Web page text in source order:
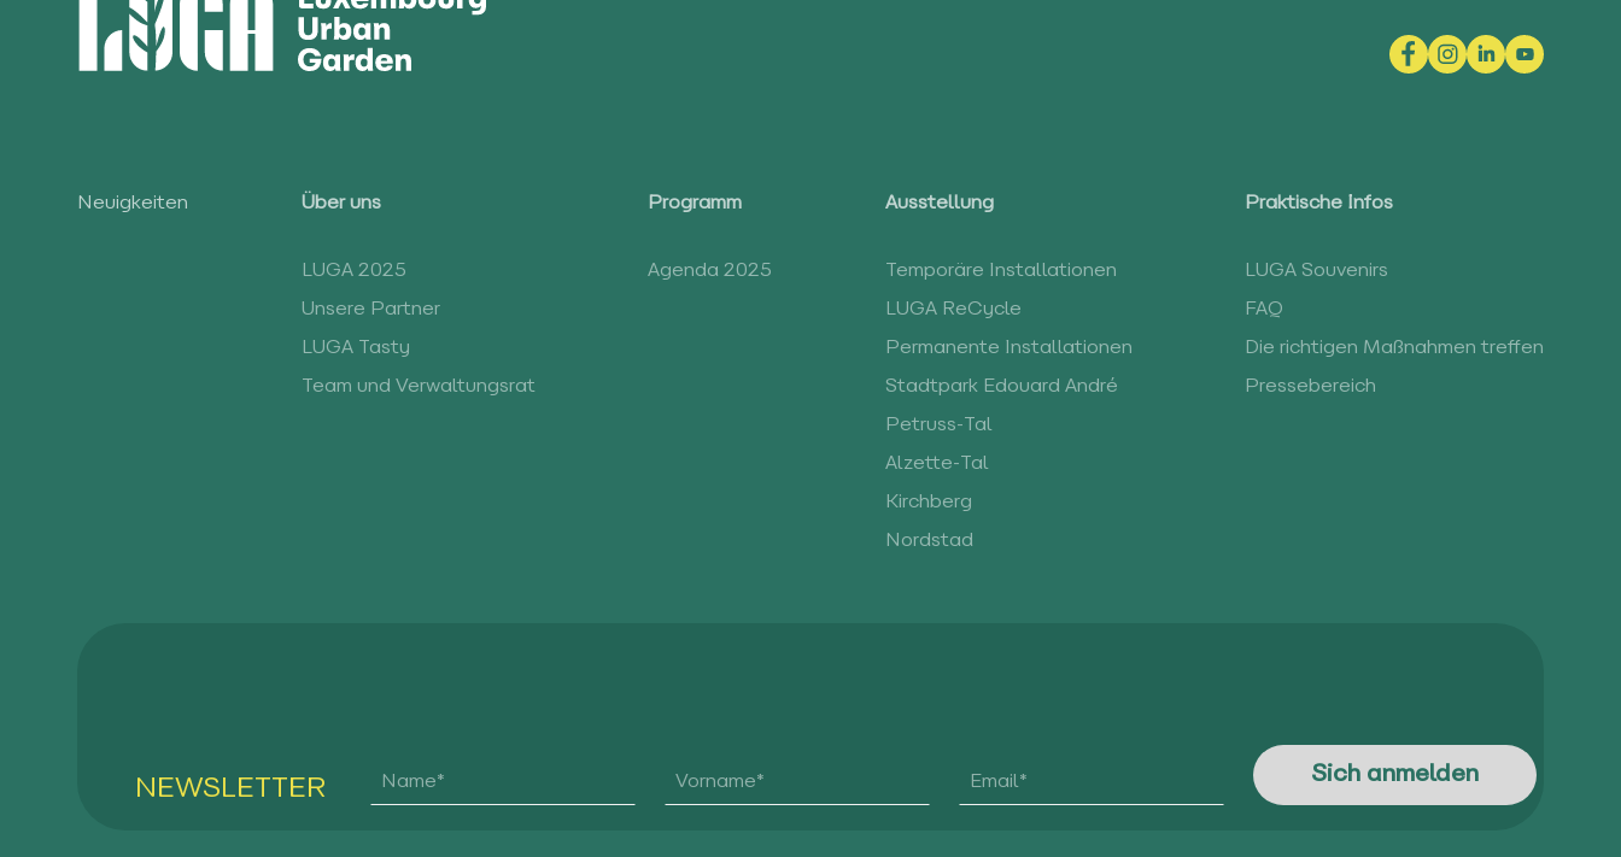
Neuigkeiten Über uns
LUGA 2025
Unsere Partner
LUGA Tasty
Team und Verwaltungsrat
Programm
Agenda 2025
Ausstellung
Temporäre Installationen
LUGA ReCycle
Permanente Installationen
Stadtpark Edouard André
Petruss-Tal
Alzette-Tal
Kirchberg
Nordstad
Praktische Infos
LUGA Souvenirs
FAQ
Die richtigen Maßnahmen treffen
Pressebereich
NEWSLETTER